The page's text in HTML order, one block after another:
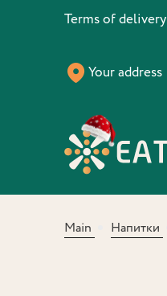
Terms of delivery
Your address
Main Напитки